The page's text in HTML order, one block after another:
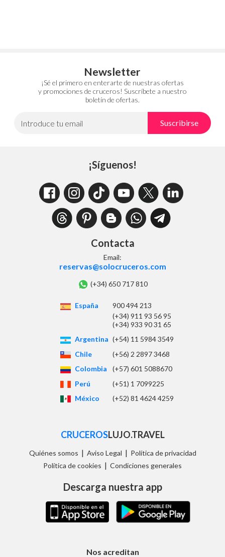
Newsletter
¡Sé el primero en enterarte de nuestras ofertas
y promociones de cruceros! Suscríbete a nuestro
boletín de ofertas.
Introduce tu email Suscribirse
¡Síguenos!
Contacta
Email:
reservas@solocruceros.com
(+34) 650 717 810
España
900 494 213
(+34) 911 93 56 95
(+34) 933 90 31 65
Argentina (+54) 11 5984 3549
Chile
(+56) 2 2897 3468
Colombia
(+57) 601 5088670
Perú
(+51) 1 7099225
México
(+52) 81 4624 4259
CRUCEROSLUJO.TRAVEL
Quiénes somos | Aviso Legal | Política de privacidad
Política de cookies | Condiciones generales
Descarga nuestra app
Nos acreditan